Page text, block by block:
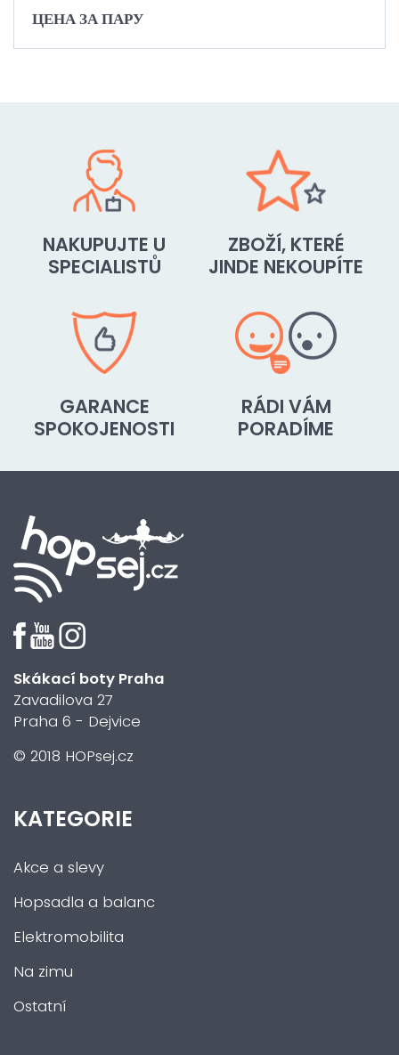
ЦЕНА ЗА ПАРУ
NAKUPUJTE U
SPECIALISTŮ
ZBOŽÍ, KTERÉ
JINDE NEKOUPÍTE
GARANCE
SPOKOJENOSTI
RÁDI VÁM
PORADÍME
Skákací boty Praha
Zavadilova 27
Praha 6 - Dejvice
© 2018 HOPsej.cz
KATEGORIE
Akce a slevy
Hopsadla a balanc
Elektromobilita
Na zimu
Ostatní